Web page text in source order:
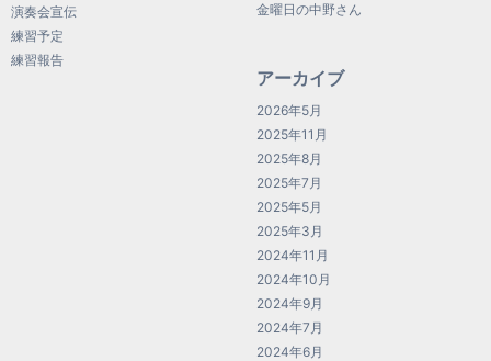
演奏会宣伝
練習予定
練習報告
金曜日の中野さん
アーカイブ
2026年5月
2025年11月
2025年8月
2025年7月
2025年5月
2025年3月
2024年11月
2024年10月
2024年9月
2024年7月
2024年6月